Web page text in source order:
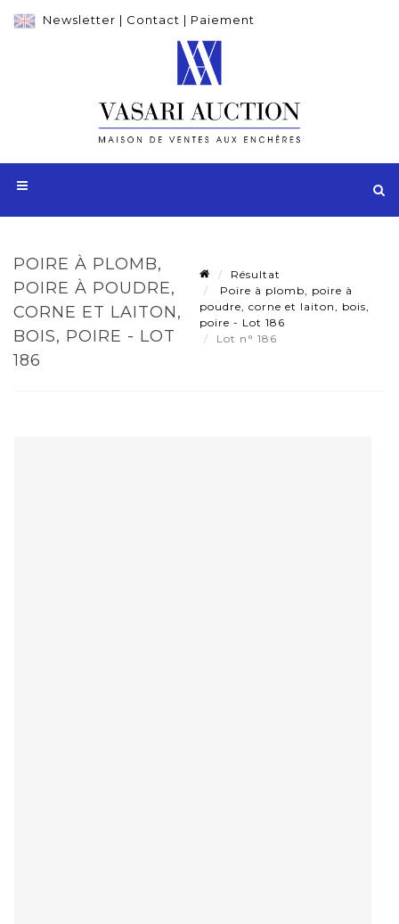
Newsletter | Contact | Paiement
POIRE À PLOMB,
POIRE À POUDRE,
CORNE ET LAITON,
BOIS, POIRE - LOT
186
Résultat
Poire à plomb, poire à
poudre, corne et laiton, bois,
poire - Lot 186
Lot n° 186